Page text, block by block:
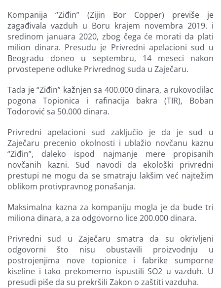
Kompanija “Ziđin” (Zijin Bor Copper) previše je
zagađivala vazduh u Boru krajem novembra 2019. i
sredinom januara 2020, zbog čega će morati da plati
milion dinara. Presudu je Privredni apelacioni sud u
Beogradu doneo u septembru, 14 meseci nakon
prvostepene odluke Privrednog suda u Zaječaru.
Tada je “Ziđin” kažnjen sa 400.000 dinara, a rukovodilac
pogona Topionica i rafinacija bakra (TIR), Boban
Todorović sa 50.000 dinara.
Privredni apelacioni sud zaključio je da je sud u
Zaječaru precenio okolnosti i ublažio novčanu kaznu
“Ziđin”, daleko ispod najmanje mere propisanih
novčanih kazni. Sud navodi da ekološki privredni
prestupi ne mogu da se smatraju lakšim već najtežim
oblikom protivpravnog ponašanja.
Maksimalna kazna za kompaniju mogla je da bude tri
miliona dinara, a za odgovorno lice 200.000 dinara.
Privredni sud u Zaječaru smatra da su okrivljeni
odgovorni što nisu obustavili proizvodnju u
postrojenjima nove topionice i fabrike sumporne
kiseline i tako prekomerno ispustili SO2 u vazduh. U
presudi piše da su prekršili Zakon o zaštiti vazduha.